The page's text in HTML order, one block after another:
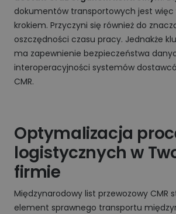
dokumentów transportowych jest więc
krokiem. Przyczyni się również do
oszczędności czasu pracy. Jednakże
ma zapewnienie bezpieczeństwa
interoperacyjności systemów
CMR.
Optymalizacja
logistycznych w
firmie
Międzynarodowy list przewozowy CMR
element sprawnego transportu